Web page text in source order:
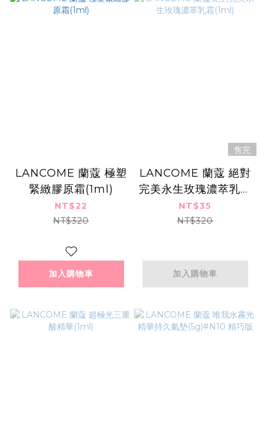
LANCOME 蘭蔻 極塑
緊緻膠原霜(1ml)
NT$22
NT$320
加入購物車
售完
LANCOME 蘭蔻 絕對
完美永生玫瑰濃萃乳霜
(1ml)
NT$35
NT$320
加入購物車